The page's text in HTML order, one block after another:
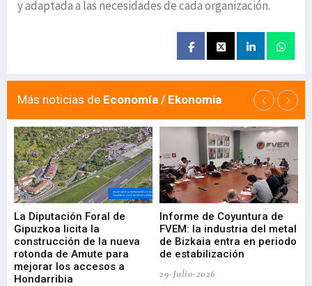
y adaptada a las necesidades de cada organización.
Más noticias de Economía / Ekonomia
La Diputación Foral de
Gipuzkoa licita la
construcción de la nueva
rotonda de Amute para
mejorar los accesos a
Hondarribia
Informe de Coyuntura de
FVEM: la industria del metal
de Bizkaia entra en periodo
de estabilización
29-Julio-2026